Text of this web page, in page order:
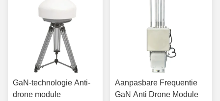
GaN-technologie Anti-
drone module
Aanpasbare Frequentie
GaN Anti Drone Module